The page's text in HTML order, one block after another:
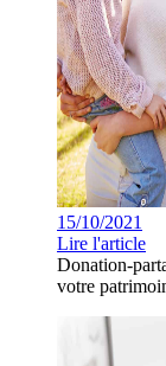
15/10/2021
Lire l'article
Donation-
votre